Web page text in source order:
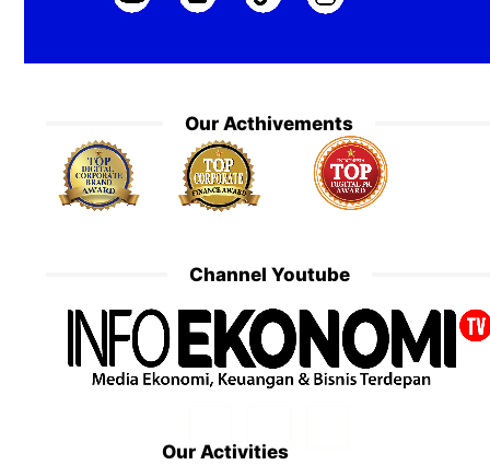
Our Acthivements
Channel Youtube
Our Activities